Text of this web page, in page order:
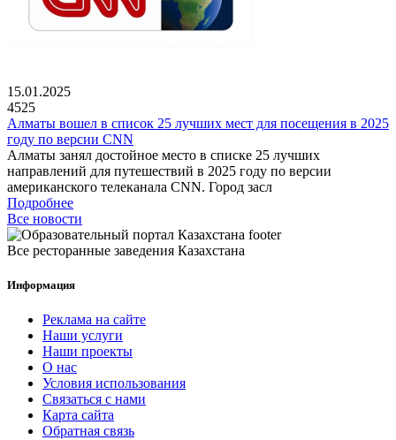
15.01.2025
4525
Алматы вошел в список 25 лучших мест для посещения в 2025
году по версии CNN
Алматы занял достойное место в списке 25 лучших
направлений для путешествий в 2025 году по версии
американского телеканала CNN. Город засл
Подробнее
Все новости
Все ресторанные заведения Казахстана
Информация
Реклама на сайте
Наши услуги
Наши проекты
О нас
Условия использования
Связаться с нами
Карта сайта
Обратная связь